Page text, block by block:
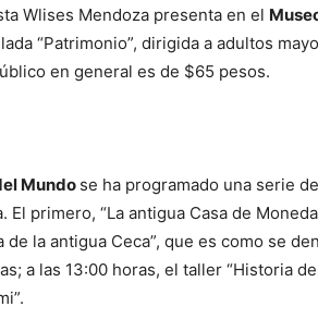
Wlises Mendoza presenta en el
“Patrimonio”, dirigida a adultos
en general es de $65 pesos.
Mundo se ha programado una serie
primero, “La antigua Casa de
la antigua Ceca”, que es como se
a las 13:00 horas, el taller “Historia